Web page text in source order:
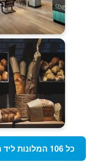
כל 106 המלונות ליד התחנה המרכזית של שטוקהולם